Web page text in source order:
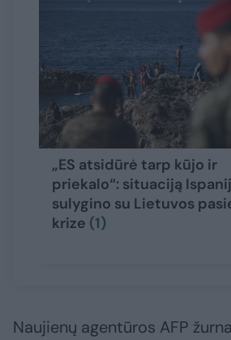
„ES atsidūrė tarp kūjo ir
priekalo“: situaciją
sulygino su Lietuvos
krize (1)
Naujienų agentūros AFP